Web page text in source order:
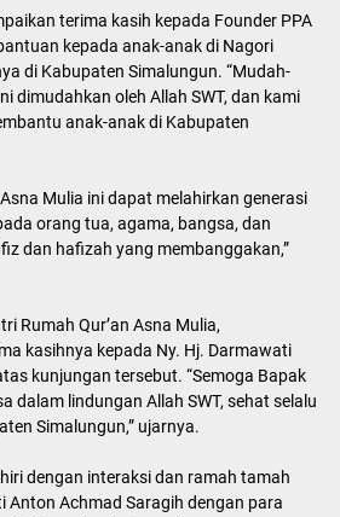
terima kasih kepada Founder PPA
kepada anak-anak di Nagori
di Kabupaten Simalungun. “Mudah-
dimudahkan oleh Allah SWT, dan kami
anak-anak di Kabupaten
Asna Mulia ini dapat melahirkan generasi
orang tua, agama, bangsa, dan
dan hafizah yang membanggakan,”
Rumah Qur’an Asna Mulia,
kasihnya kepada Ny. Hj. Darmawati
kunjungan tersebut. “Semoga Bapak
dalam lindungan Allah SWT, sehat selalu
Simalungun,” ujarnya.
dengan interaksi dan ramah tamah
Anton Achmad Saragih dengan para